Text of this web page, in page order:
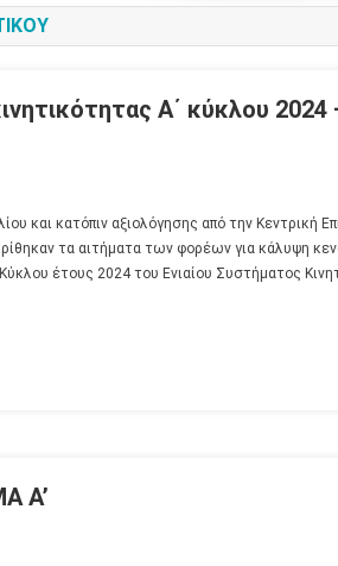
Α΄ κύκλου
και κατόπιν αξιολόγησης από την Κεντρική
τα αιτήματα των φορέων για κάλυψη
έτους 2024 του Ενιαίου Συστήματος
Α’